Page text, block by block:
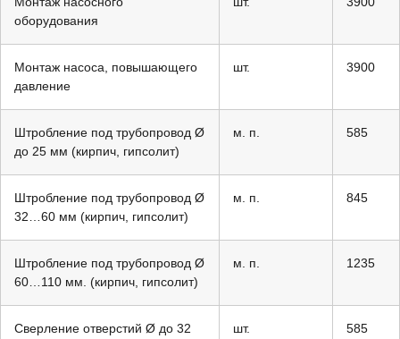
оборудования
Монтаж насоса, повышающего
давление
шт. 3900
Штробление под трубопровод Ø
до 25 мм (кирпич, гипсолит)
м. п. 585
Штробление под трубопровод Ø
32…60 мм (кирпич, гипсолит)
м. п. 845
Штробление под трубопровод Ø
60…110 мм. (кирпич, гипсолит)
м. п. 1235
Сверление отверстий Ø до 32
шт. 585